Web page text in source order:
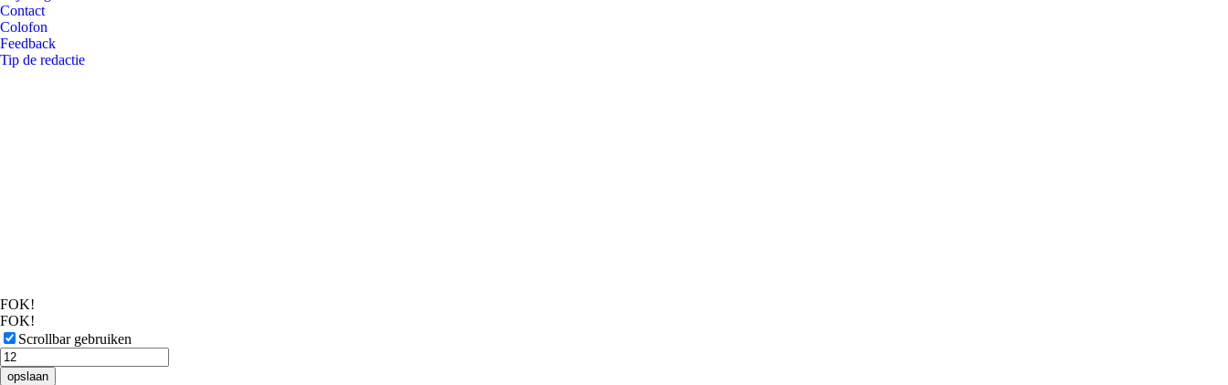
Contact
Colofon
Feedback
Tip de redactie
FOK!
FOK!
Scrollbar gebruiken
opslaan